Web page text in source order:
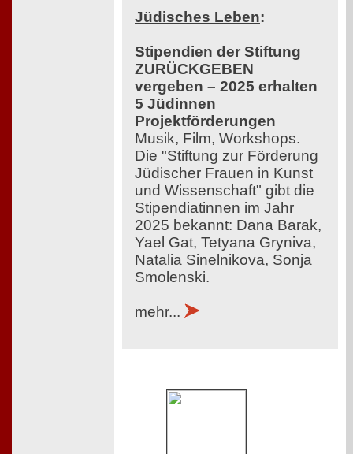
Jüdisches Leben:
Stipendien der Stiftung
ZURÜCKGEBEN
vergeben – 2025 erhalten
5 Jüdinnen
Projektförderungen
Musik, Film, Workshops.
Die "Stiftung zur Förderung
Jüdischer Frauen in Kunst
und Wissenschaft" gibt die
Stipendiatinnen im Jahr
2025 bekannt: Dana Barak,
Yael Gat, Tetyana Gryniva,
Natalia Sinelnikova, Sonja
Smolenski.
mehr...